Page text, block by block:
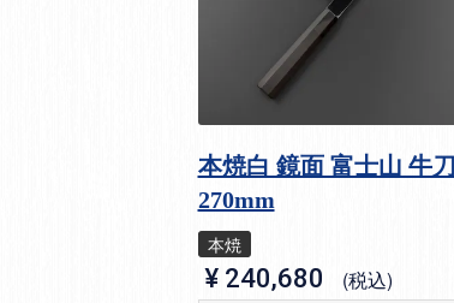
本焼白 鏡面 富士山 牛刀
270mm
本焼
¥ 240,680 税込